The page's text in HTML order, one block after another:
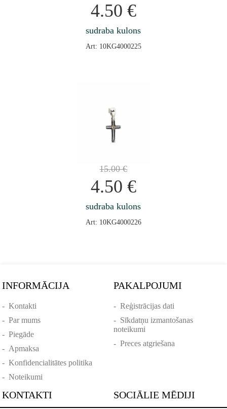
4.50 €
sudraba kulons
Art: 10KG4000225
15.00€
4.50 €
sudraba kulons
Art: 10KG4000226
INFORMĀCIJA
-Kontakti
-Par mums
-Piegāde
- Apmaksa
-Konfidencialitātes politika
-Noteikumi
PAKALPOJUMI
- Reģistrācijas dati
- Sīkdatņu izmantošanas
noteikumi
- Preces atgriešana
KONTAKTI SOCIĀLIE MĒDIJI